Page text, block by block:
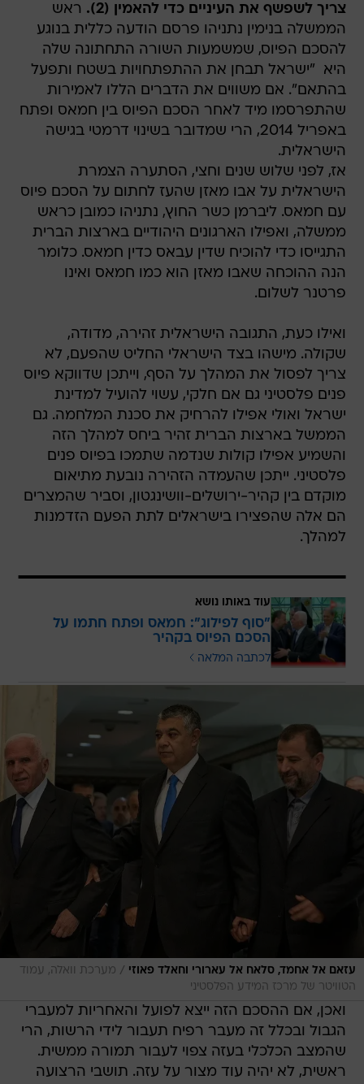
צריך לשפשף את העיניים כדי להאמין (2).
ראש
הממשלה בנימין נתניהו פרסם הודעה כללית בנוגע
להסכם הפיוס, שמשמעות השורה התחתונה שלה
היא  "ישראל תבחן את ההתפתחויות בשטח ותפעל
בהתאם". אם משווים את הדברים הללו לאמירות
שהתפרסמו מיד לאחר הסכם הפיוס בין חמאס ופתח
באפריל 2014, הרי שמדובר בשינוי דרמטי בגישה
הישראלית.
אז, לפני שלוש שנים וחצי, הסתערה הצמרת
הישראלית על אבו מאזן שהעז לחתום על הסכם פיוס
עם חמאס. ליברמן כשר החוץ, נתניהו כמובן כראש
ממשלה, ואפילו הארגונים היהודיים בארצות הברית
התגייסו כדי להוכיח שדין עבאס כדין חמאס. כלומר 
הנה ההוכחה שאבו מאזן הוא כמו חמאס ואינו
פרטנר לשלום.
ואילו כעת, התגובה הישראלית זהירה, מדודה,
שקולה. מישהו בצד הישראלי החליט שהפעם, לא
צריך לפסול את המהלך על הסף, וייתכן שדווקא פיוס
פנים פלסטיני גם אם חלקי, עשוי להועיל למדינת
ישראל ואולי אפילו להרחיק את סכנת המלחמה. גם
הממשל בארצות הברית זהיר ביחס למהלך הזה
והשמיע אפילו קולות שנדמה שתמכו בפיוס פנים
פלסטיני. ייתכן שהעמדה הזהירה נובעת מתיאום
מוקדם בין קהיר-ירושלים-וושינגטון, וסביר שהמצרים
הם אלה שהפצירו בישראלים לתת הפעם הזדמנות
למהלך.
עוד באותו נושא
"סוף לפילוג": חמאס ופתח חתמו על
הסכם הפיוס בקהיר
לכתבה המלאה
עזאם אל אחמד, סלאח אל עארורי וחאלד פאוזי / מערכת וואלה, עמוד
הטוויטר של מרכז המידע הפלסטיני
ואכן, אם ההסכם הזה ייצא לפועל והאחריות למעברי
הגבול ובכלל זה מעבר רפיח תעבור לידי הרשות, הרי
שהמצב הכלכלי בעזה צפוי לעבור תמורה ממשית.
ראשית, לא יהיה עוד מצור על עזה. תושבי הרצועה